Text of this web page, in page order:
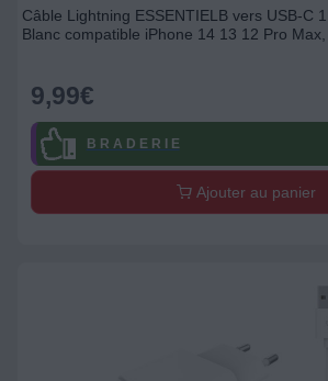
Câble Lightning ESSENTIELB vers USB-C
Blanc compatible iPhone 14 13 12 Pro Max,
9,99€
B R A D E R I E
Ajouter au panier